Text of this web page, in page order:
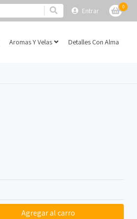
Entrar 0
Aromas Y Velas Detalles Con Alma
Agregaral carro